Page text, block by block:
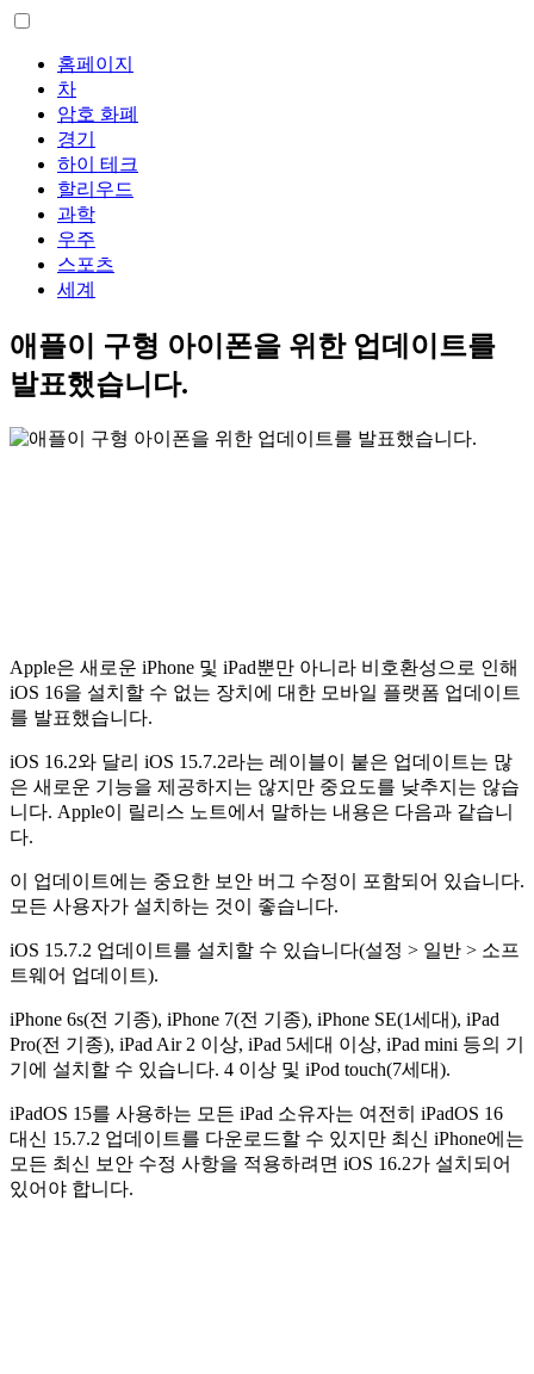
홈페이지
차
암호 화폐
경기
하이 테크
할리우드
과학
우주
스포츠
세계
애플이 구형 아이폰을 위한 업데이트를
발표했습니다.
Apple은 새로운 iPhone 및 iPad뿐만 아니라 비호환성으로 인해
iOS 16을 설치할 수 없는 장치에 대한 모바일 플랫폼 업데이트
를 발표했습니다.
iOS 16.2와 달리 iOS 15.7.2라는 레이블이 붙은 업데이트는 많
은 새로운 기능을 제공하지는 않지만 중요도를 낮추지는 않습
니다. Apple이 릴리스 노트에서 말하는 내용은 다음과 같습니
다.
이 업데이트에는 중요한 보안 버그 수정이 포함되어 있습니다.
모든 사용자가 설치하는 것이 좋습니다.
iOS 15.7.2 업데이트를 설치할 수 있습니다(설정 > 일반 > 소프
트웨어 업데이트).
iPhone 6s(전 기종), iPhone 7(전 기종), iPhone SE(1세대), iPad
Pro(전 기종), iPad Air 2 이상, iPad 5세대 이상, iPad mini 등의 기
기에 설치할 수 있습니다. 4 이상 및 iPod touch(7세대).
iPadOS 15를 사용하는 모든 iPad 소유자는 여전히 iPadOS 16
대신 15.7.2 업데이트를 다운로드할 수 있지만 최신 iPhone에는
모든 최신 보안 수정 사항을 적용하려면 iOS 16.2가 설치되어
있어야 합니다.